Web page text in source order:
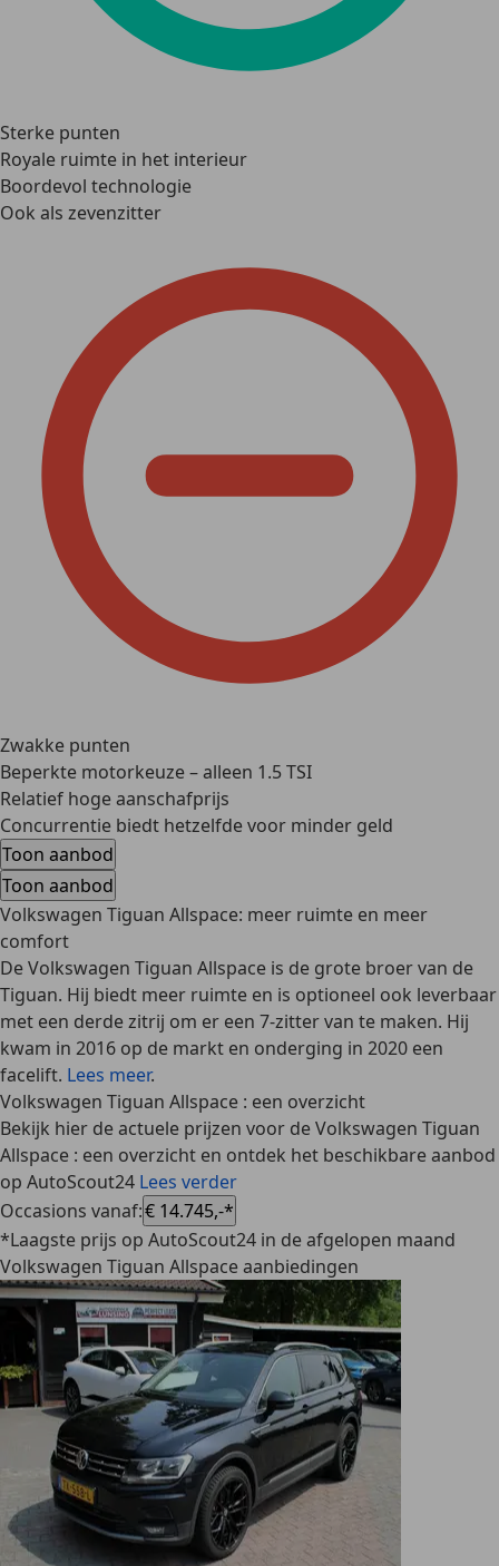
Sterke punten
Royale ruimte in het interieur
Boordevol technologie
Ook als zevenzitter
Zwakke punten
Beperkte motorkeuze – alleen 1.5 TSI
Relatief hoge aanschafprijs
Concurrentie biedt hetzelfde voor minder geld
Toon aanbod
Toon aanbod
Volkswagen Tiguan Allspace: meer ruimte en meer
comfort
De Volkswagen Tiguan Allspace is de grote broer van de
Tiguan. Hij biedt meer ruimte en is optioneel ook leverbaar
met een derde zitrij om er een 7-zitter van te maken. Hij
kwam in 2016 op de markt en onderging in 2020 een
facelift. Lees meer.
Volkswagen Tiguan Allspace : een overzicht
Bekijk hier de actuele prijzen voor de Volkswagen Tiguan
Allspace : een overzicht en ontdek het beschikbare aanbod
op AutoScout24 Lees verder
Occasions vanaf:€ 14.745,-*
*Laagste prijs op AutoScout24 in de afgelopen maand
Volkswagen Tiguan Allspace aanbiedingen